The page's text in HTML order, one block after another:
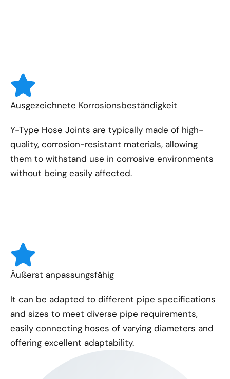
Ausgezeichnete Korrosionsbeständigkeit
Y-Type Hose Joints are typically made of high-
quality, corrosion-resistant materials, allowing
them to withstand use in corrosive environments
without being easily affected.
Äußerst anpassungsfähig
It can be adapted to different pipe specifications
and sizes to meet diverse pipe requirements,
easily connecting hoses of varying diameters and
offering excellent adaptability.